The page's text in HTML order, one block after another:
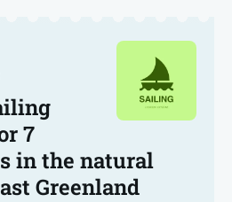
7
in the natural
Greenland